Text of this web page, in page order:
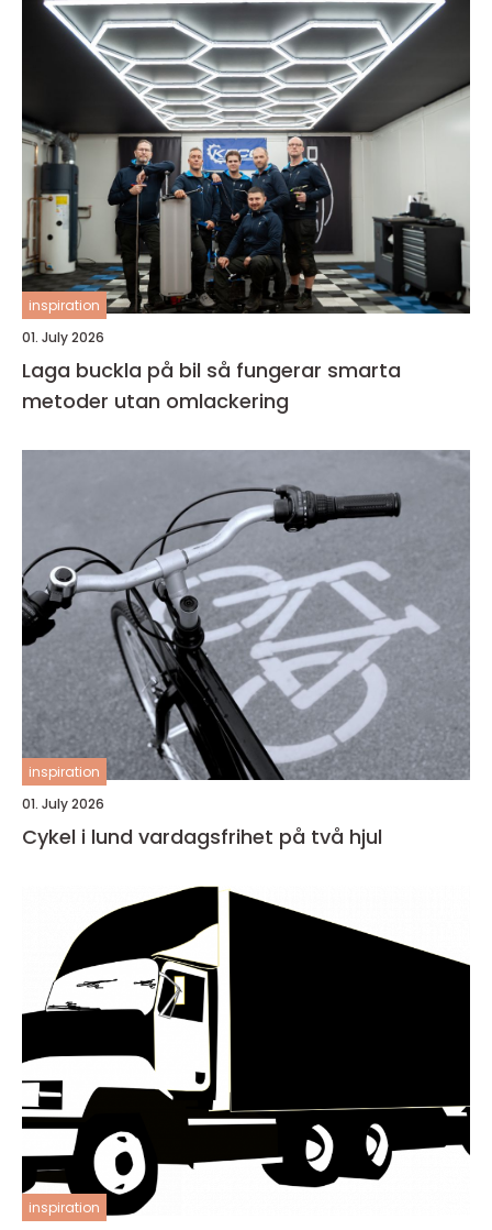
inspiration
01. July 2026
Laga buckla på bil så fungerar smarta
metoder utan omlackering
inspiration
01. July 2026
Cykel i lund vardagsfrihet på två hjul
inspiration